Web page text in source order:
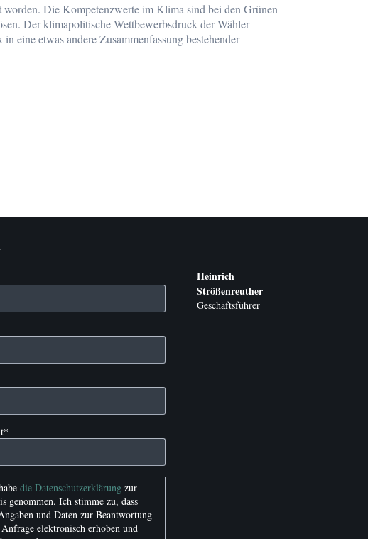
Die Kompetenzwerte im Klima sind bei den Grünen
Der klimapolitische Wettbewerbsdruck der Wähler
eine etwas andere Zusammenfassung bestehender
*
die Datenschutzerklärung zur
genommen. Ich stimme zu, dass
und Daten zur Beantwortung
elektronisch erhoben und
Heinrich
Strößenreuther
Geschäftsführer